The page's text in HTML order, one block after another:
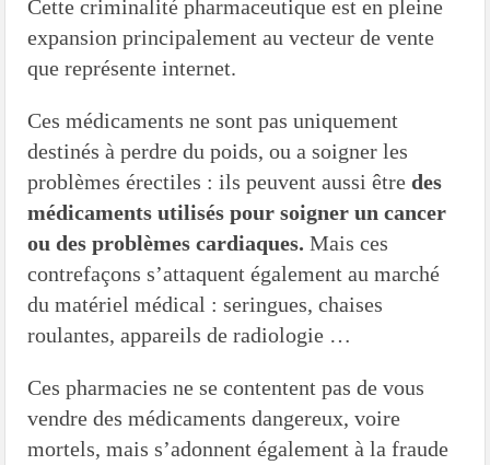
Cette criminalité pharmaceutique est en pleine
expansion principalement au vecteur de vente
que représente internet.
Ces médicaments ne sont pas uniquement
destinés à perdre du poids, ou a soigner les
problèmes érectiles : ils peuvent aussi êtredes
médicaments utilisés pour soigner un cancer
ou des problèmes cardiaques. Mais ces
contrefaçons s’attaquent également au marché
du matériel médical : seringues, chaises
roulantes, appareils de radiologie …
Ces pharmacies ne se contentent pas de vous
vendre des médicaments dangereux, voire
mortels, mais s’adonnent également à la fraude